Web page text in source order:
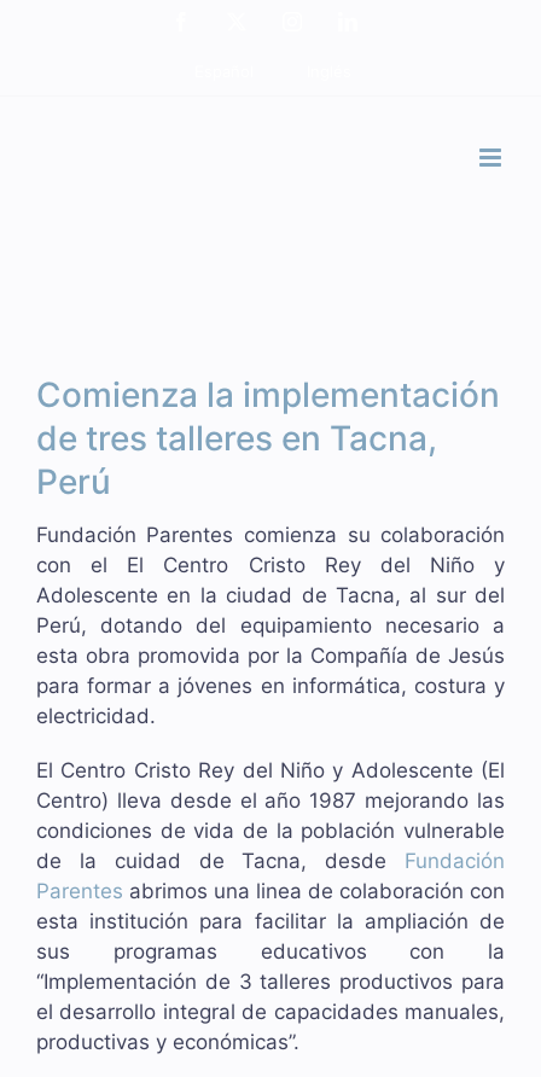
Comienza la implementación
de tres talleres en Tacna,
Perú
Fundación Parentes comienza su colaboración
con el El Centro Cristo Rey del Niño y
Adolescente en la ciudad de Tacna, al sur del
Perú, dotando del equipamiento necesario a
esta obra promovida por la Compañía de Jesús
para formar a jóvenes en informática, costura y
electricidad.
El Centro Cristo Rey del Niño y Adolescente (El
Centro) lleva desde el año 1987 mejorando las
condiciones de vida de la población vulnerable
de la cuidad de Tacna, desde Fundación
Parentes abrimos una linea de colaboración con
esta institución para facilitar la ampliación de
sus programas educativos con la
“Implementación de 3 talleres productivos para
el desarrollo integral de capacidades manuales,
productivas y económicas”.